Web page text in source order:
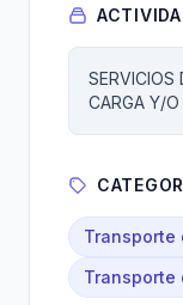
SERVICIOS
CARGA Y/O
Transporte
Transporte